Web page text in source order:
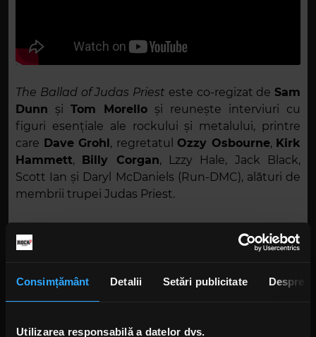
Consimțământ Detalii Setări publicitate Despre
Utilizarea responsabilă a datelor dvs.
The Ballad of Judas Priest este co-regizat de Sam
Dunn și Tom Morello și reunește interviuri cu
figuri esențiale ale rockului și metalului, printre
care Dave Grohl , regretatul Ozzy Osbourne, Kirk
Hammett, Billy Corgan, Lzzy Hale, Jack Black,
Scott Ian și Daryl McDaniels (Run-DMC), alături de
membrii trupei Judas Priest.
Documentarul a avut premiera mondială pe 15
Imagini Getty de la conferința de presă: